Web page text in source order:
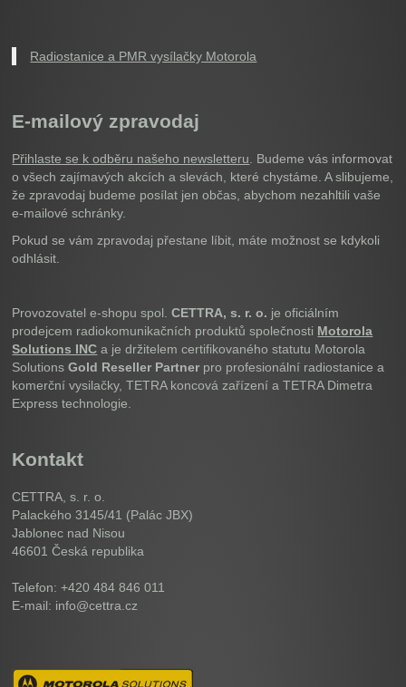
Radiostanice a PMR vysílačky Motorola
E-mailový zpravodaj
Přihlaste se k odběru našeho newsletteru . Budeme vás informovat
o všech zajímavých akcích a slevách, které chystáme. A slibujeme,
že zpravodaj budeme posílat jen občas, abychom nezahltili vaše
e-mailové schránky.
Pokud se vám zpravodaj přestane líbit, máte možnost se kdykoli
odhlásit.
Provozovatel e-shopu spol.CETTRA, s. r. o. je oficiálním
prodejcem radiokomunikačních produktů společnosti Motorola
Solutions INC a je držitelem certifikovaného statutu Motorola
SolutionsGold Reseller Partner pro profesionální radiostanice a
komerční vysilačky, TETRA koncová zařízení a TETRA Dimetra
Express technologie.
Kontakt
CETTRA, s. r. o.
Palackého 3145/41 (Palác JBX)
Jablonec nad Nisou
46601Česká republika
Telefon: +420 484 846 011
E-mail: info@cettra.cz